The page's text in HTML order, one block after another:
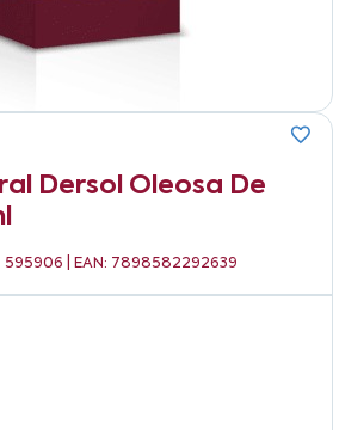
Dersol Oleosa De
595906 | EAN: 7898582292639